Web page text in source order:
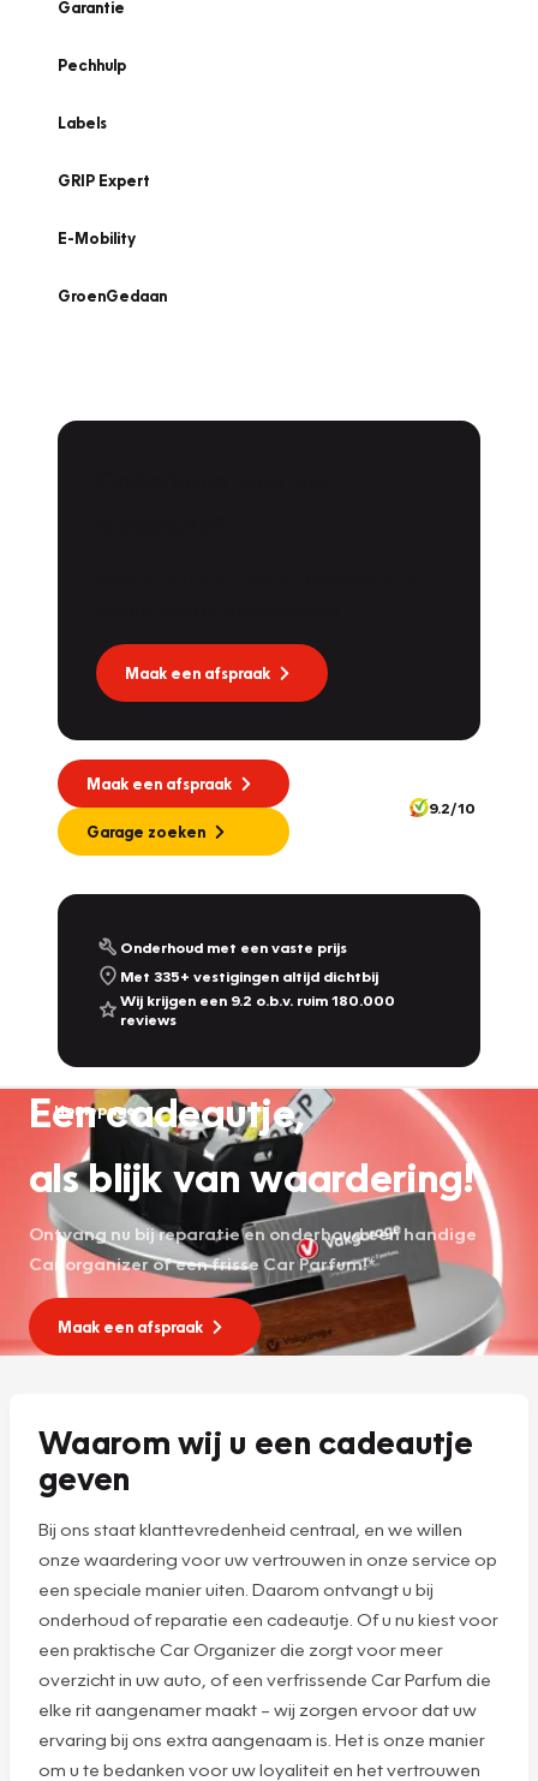
Garantie
Pechhulp
Labels
GRIP Expert
E-Mobility
GroenGedaan
Maak een afspraak
Maak een afspraak
Garage zoeken
9.2/10
Onderhoud met een vaste prijs
Met 335+ vestigingen altijd dichtbij
Wij krijgen een 9.2 o.b.v. ruim 180.000
reviews
Homepage
Een cadeautje,
als blijk van waardering!
Ontvang nu bij reparatie en onderhoud een handige
Car organizer of een frisse Car Parfum!*
Maak een afspraak
Waarom wij u een cadeautje
geven
Bij ons staat klanttevredenheid centraal, en we willen
onze waardering voor uw vertrouwen in onze service op
een speciale manier uiten. Daarom ontvangt u bij
onderhoud of reparatie een cadeautje. Of u nu kiest voor
een praktische Car Organizer die zorgt voor meer
overzicht in uw auto, of een verfrissende Car Parfum die
elke rit aangenamer maakt – wij zorgen ervoor dat uw
ervaring bij ons extra aangenaam is. Het is onze manier
om u te bedanken voor uw loyaliteit en het vertrouwen